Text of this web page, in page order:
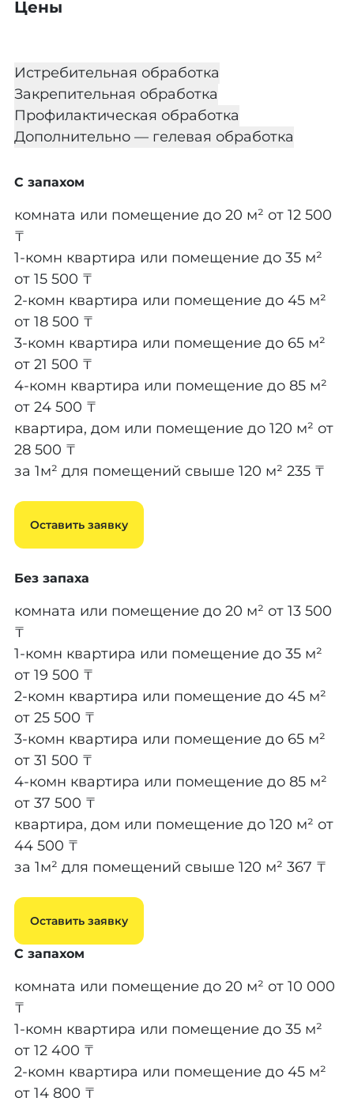
Цены
Истребительная обработка
Закрепительная обработка
Профилактическая обработка
Дополнительно — гелевая обработка
С запахом
комната или помещение до 20 м² от 12 500
₸
1-комн квартира или помещение до 35 м²
от 15 500 ₸
2-комн квартира или помещение до 45 м²
от 18 500 ₸
3-комн квартира или помещение до 65 м²
от 21 500 ₸
4-комн квартира или помещение до 85 м²
от 24 500 ₸
квартира, дом или помещение до 120 м² от
28 500 ₸
за 1м² для помещений свыше 120 м² 235 ₸
Оставить заявку
Без запаха
комната или помещение до 20 м² от 13 500
₸
1-комн квартира или помещение до 35 м²
от 19 500 ₸
2-комн квартира или помещение до 45 м²
от 25 500 ₸
3-комн квартира или помещение до 65 м²
от 31 500 ₸
4-комн квартира или помещение до 85 м²
от 37 500 ₸
квартира, дом или помещение до 120 м² от
44 500 ₸
за 1м² для помещений свыше 120 м² 367 ₸
Оставить заявку
С запахом
комната или помещение до 20 м² от 10 000
₸
1-комн квартира или помещение до 35 м²
от 12 400 ₸
2-комн квартира или помещение до 45 м²
от 14 800 ₸